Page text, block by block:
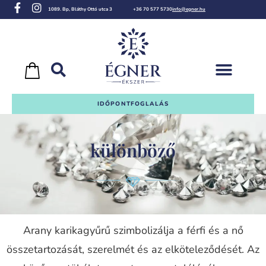
1089. Bp, Bláthy Ottó utca 3 +36 70 577 5730info@egner.hu
IDŐPONTFOGLALÁS
különböző
Arany karikagyűrű szimbolizálja a férfi és a nő
összetartozását, szerelmét és az elköteleződését. Az